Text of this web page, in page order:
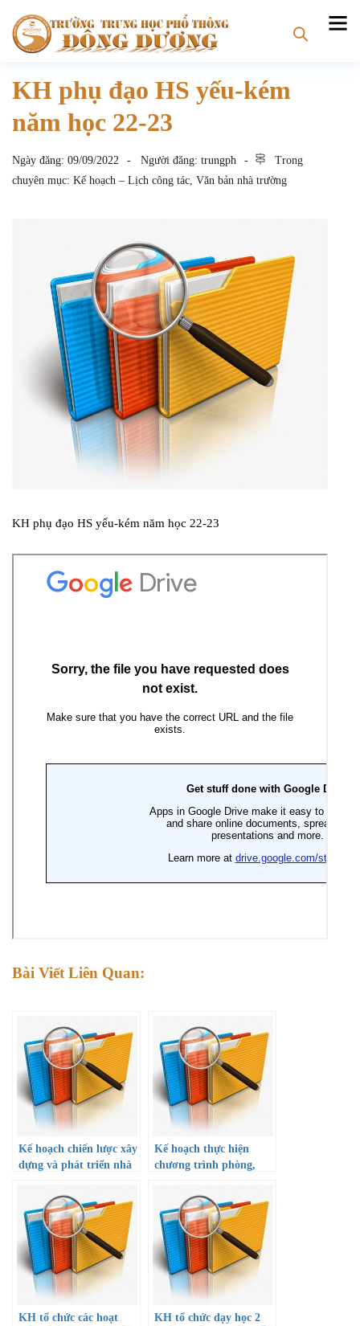
KH phụ đạo HS yếu-kém
năm học 22-23
Ngày đăng: 09/09/2022 Người đăng: trungph
Trong
chuyên mục: Kế hoạch – Lịch công tác, Văn bản nhà trường
KH phụ đạo HS yếu-kém năm học 22-23
Bài Viết Liên Quan:
Kế hoạch chiến lược xây
dựng và phát triển nhà
Kế hoạch thực hiện
chương trình phòng,
trường học đến năm
2025
KH tổ chức các hoạt
KH tổ chức dạy học 2